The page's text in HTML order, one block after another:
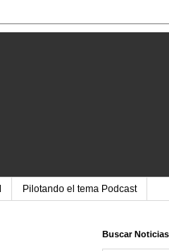
Pilotando el tema Podcast
Buscar Noticias